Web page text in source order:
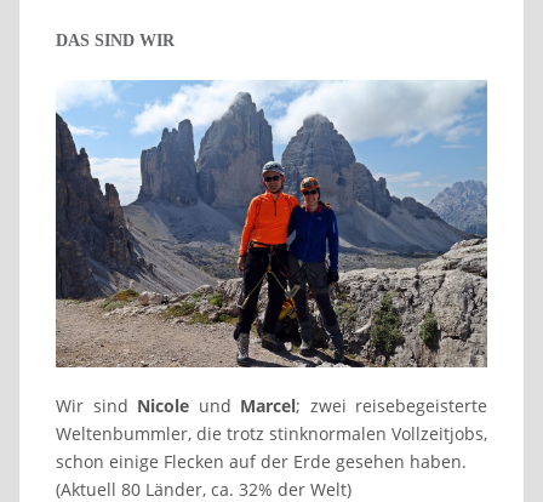
DAS SIND WIR
Wir sind Nicole und Marcel; zwei reisebegeisterte
Weltenbummler, die trotz stinknormalen Vollzeitjobs,
schon einige Flecken auf der Erde gesehen haben.
(Aktuell 80 Länder, ca. 32% der Welt)